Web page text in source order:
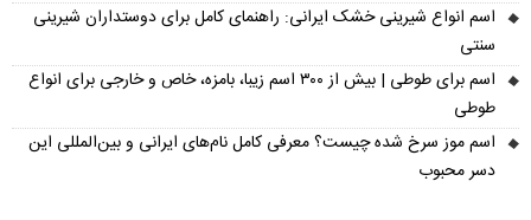
اسم انواع شیرینی خشک ایرانی: راهنمای کامل برای دوستداران شیرینی
سنتی
اسم برای طوطی | بیش از ۳۰۰ اسم زیبا، بامزه، خاص و خارجی برای انواع
طوطی
اسم موز سرخ شده چیست؟ معرفی کامل نام‌های ایرانی و بین‌المللی این
دسر محبوب